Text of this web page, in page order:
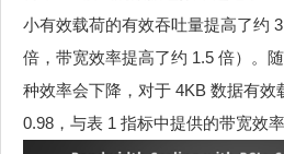
小有效载荷的有效吞吐量提高了约
倍，带宽效率提高了约 1.5 倍）。
种效率会下降，对于 4KB 数据有效
0.98，与表 1 指标中提供的带宽效率